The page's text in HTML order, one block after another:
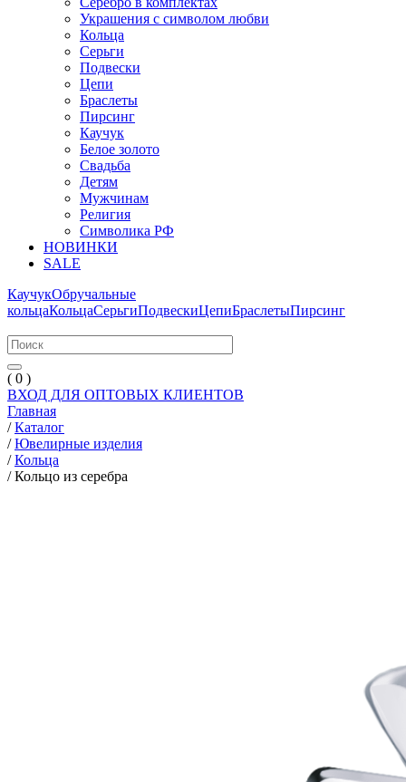
Украшения с символом любви
Кольца
Серьги
Подвески
Цепи
Браслеты
Пирсинг
Каучук
Белое золото
Свадьба
Детям
Мужчинам
Религия
Символика РФ
НОВИНКИ
SALE
КаучукОбручальные
кольцаКольцаСерьгиПодвескиЦепиБраслетыПирсинг
( 0 )
ВХОД ДЛЯ ОПТОВЫХ КЛИЕНТОВ
Главная
/ Каталог
/ Ювелирные изделия
/ Кольца
/ Кольцо из серебра